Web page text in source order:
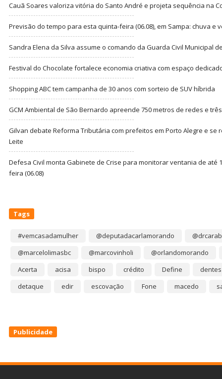
Cauã Soares valoriza vitória do Santo André e projeta sequência na
Previsão do tempo para esta quinta-feira (06.08), em Sampa: chuva e
Sandra Elena da Silva assume o comando da Guarda Civil Municipal
Festival do Chocolate fortalece economia criativa com espaço
Shopping ABC tem campanha de 30 anos com sorteio de SUV híbrida
GCM Ambiental de São Bernardo apreende 750 metros de redes e
Gilvan debate Reforma Tributária com prefeitos em Porto Alegre e se
Leite
Defesa Civil monta Gabinete de Crise para monitorar ventania de até
feira (06.08)
Tags
#vemcasadamulher @deputadacarlamorando
@marcelolimasbc
@marcovinholi
@orlandomorando
Acerta
acisa bispo crédito Define
dentes
detaque
edir escovação Fone macedo
Publicidade